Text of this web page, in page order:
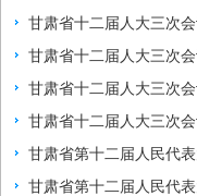
省十二届人大常委
甘肃省十二届人大三次
十二届全国人大代
甘肃省十二届人大三次
院工作报告的决议
甘肃省十二届人大三次
作报告的决议
甘肃省十二届人大三次
的决议
甘肃省第十二届人民代
关于2014年全省财
甘肃省第十二届人民代